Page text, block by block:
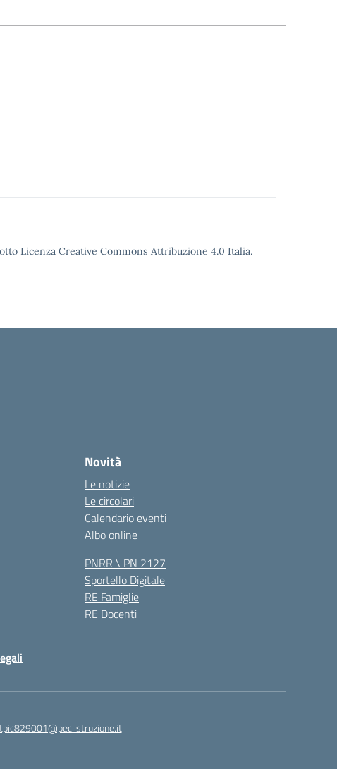
Licenza Creative Commons Attribuzione 4.0 Italia.
Novità
Le notizie
Le circolari
Calendario eventi
Albo online
PNRR \ PN 2127
Sportello Digitale
RE Famiglie
RE Docenti
tpic829001@pec.istruzione.it